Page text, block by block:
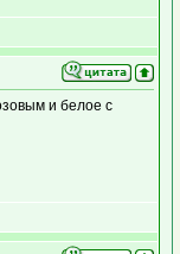
и белое с